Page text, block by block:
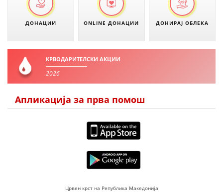
ДОНАЦИИ ONLINE ДОНАЦИИ ДОНИРАЈ ОБЛЕКА
КРВОДАРИТЕЛСКИ АКЦИИ
2026
Апликација за прва помош
Црвен крст на Република Македонија